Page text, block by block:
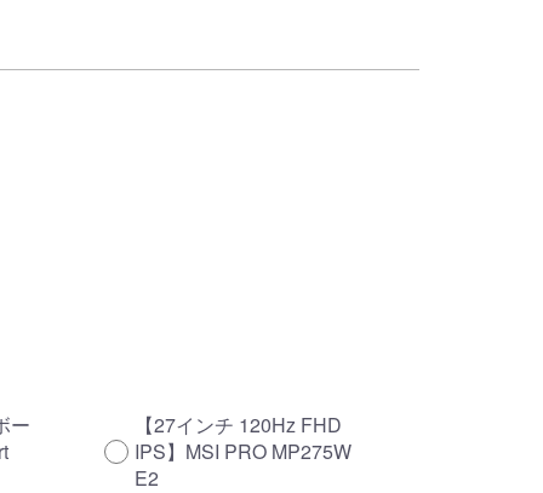
ー
【27インチ 120Hz FHD
IPS】MSI PRO MP275W
E2